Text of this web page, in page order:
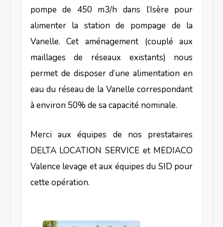
pompe de 450 m3/h dans l’Isère pour
alimenter la station de pompage de la
Vanelle. Cet aménagement (couplé aux
maillages de réseaux existants) nous
permet de disposer d’une alimentation en
eau du réseau de la Vanelle correspondant
à environ 50% de sa capacité nominale.
Merci aux équipes de nos prestataires
DELTA LOCATION SERVICE et MEDIACO
Valence levage et aux équipes du SID pour
cette opération.